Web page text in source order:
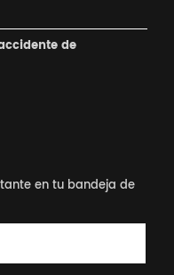
de
en tu bandeja de